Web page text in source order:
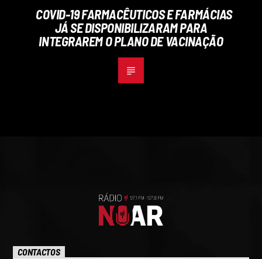
COVID-19 FARMACÊUTICOS E FARMÁCIAS
JÁ SE DISPONIBILIZARAM PARA
INTEGRAREM O PLANO DE VACINAÇÃO
CONTACTOS